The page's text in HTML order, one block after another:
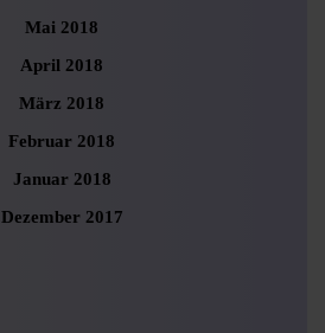
Mai 2018
April 2018
März 2018
Februar 2018
Januar 2018
Dezember 2017